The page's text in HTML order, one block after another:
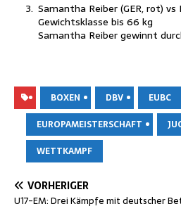
Saman­tha Rei­ber (GER, rot) vs
Gewichts­klas­se bis 66 kg
Saman­tha Rei­ber gewinnt
BOXEN DBV
EUBC
EUROPAMEISTERSCHAFT
WETTKAMPF
VORHERIGER
U17-EM: Drei Kämp­fe mit deut­scher